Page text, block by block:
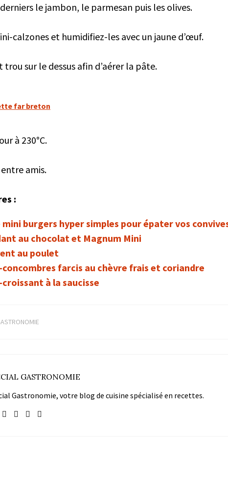
derniers le jambon, le parmesan puis les olives.
calzones et humidifiez-les avec un jaune d’œuf.
sur le dessus afin d’aérer la pâte.
far breton
à 230°C.
amis.
:
burgers hyper simples pour épater vos
au chocolat et Magnum Mini
au poulet
farcis au chèvre frais et coriandre
à la saucisse
GASTRONOMIE
Gastronomie, votre blog de cuisine spécialisé en recettes.